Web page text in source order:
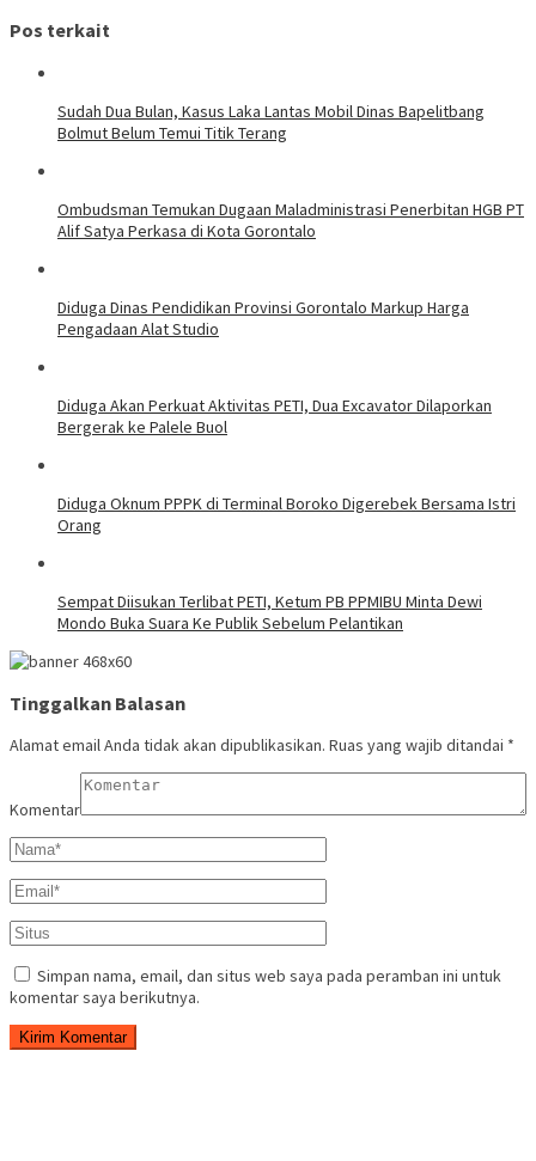
Pos terkait
Sudah Dua Bulan, Kasus Laka Lantas Mobil Dinas Bapelitbang
Bolmut Belum Temui Titik Terang
Ombudsman Temukan Dugaan Maladministrasi Penerbitan HGB PT
Alif Satya Perkasa di Kota Gorontalo
Diduga Dinas Pendidikan Provinsi Gorontalo Markup Harga
Pengadaan Alat Studio
Diduga Akan Perkuat Aktivitas PETI, Dua Excavator Dilaporkan
Bergerak ke Palele Buol
Diduga Oknum PPPK di Terminal Boroko Digerebek Bersama Istri
Orang
Sempat Diisukan Terlibat PETI, Ketum PB PPMIBU Minta Dewi
Mondo Buka Suara Ke Publik Sebelum Pelantikan
Tinggalkan Balasan
Alamat email Anda tidak akan dipublikasikan. Ruas yang wajib ditandai *
Komentar
Simpan nama, email, dan situs web saya pada peramban ini untuk
komentar saya berikutnya.